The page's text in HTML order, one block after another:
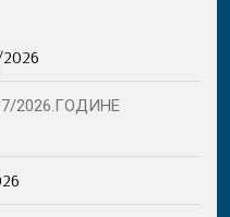
2026.ГОДИНЕ